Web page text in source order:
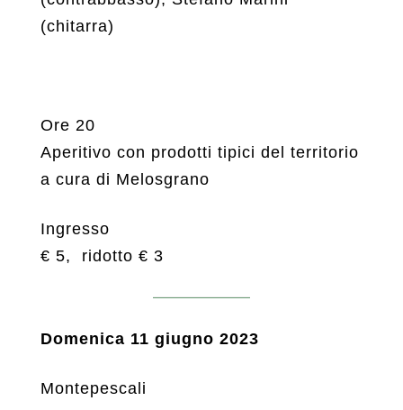
(chitarra)
Ore 20
Aperitivo con prodotti tipici del territorio
a cura di Melosgrano
Ingresso
€ 5, ridotto € 3
Domenica 11 giugno 2023
Montepescali